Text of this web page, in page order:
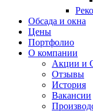
Обсада и окна
Цены
Портфолио
О компании
Акции и
Отзывы
История
Вакансии